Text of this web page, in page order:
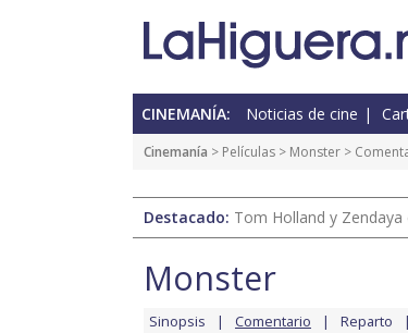
CINEMANÍA: Noticias de cine
Cinemanía > Películas > Monster >
Destacado: Tom Holland y
Monster
Sinopsis Comentario Reparto